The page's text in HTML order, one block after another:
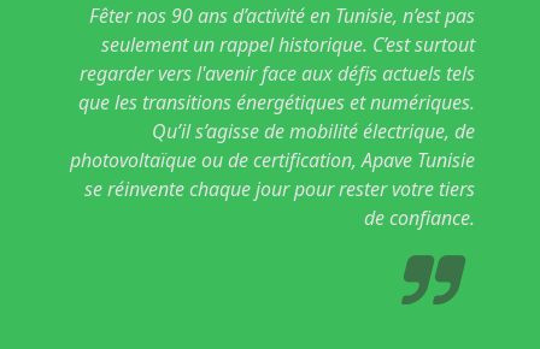
Fêter nos 90 ans d’activité en Tunisie, n’est pas
seulement un rappel historique. C’est surtout
regarder vers l'avenir face aux défis actuels tels
que les transitions énergétiques et numériques.
Qu’il s’agisse de mobilité électrique, de
photovoltaïque ou de certification, Apave Tunisie
se réinvente chaque jour pour rester votre tiers
de confiance.